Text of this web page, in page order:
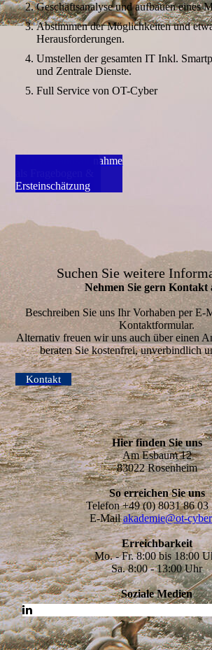
Geschäftsanalyse und aufbauen eines
Abstimmen der Möglichkeiten und
Herausforderungen.
Umstellen der gesamten IT Inkl.
und Zentrale Dienste.
Full Service von OT-Cyber
IT Bestandsaufnahme
Ersteinschätzung
Suchen Sie weitere
Nehmen Sie gern Kontakt
Beschreiben Sie uns Ihr Vorhaben per E-
Kontakt­formular.
Alternativ freuen wir uns auch über einen
beraten Sie kostenfrei, unverbindlich
Kontakt
Hier finden Sie uns
Am Esbaum 12
83022 Rosenheim
So erreichen Sie uns
Telefon +49 (0) 8031 86 03
E-Mailakademie@ot-
Erreichbarkeit
Mo. - Fr. 8:00 bis 18:00
Sa. 8:00 - 13:00 Uhr
Soziale Medien